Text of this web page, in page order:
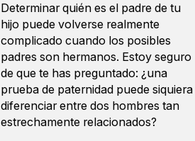
Determinar quién es el padre de tu
hijo puede volverse realmente
complicado cuando los posibles
padres son hermanos. Estoy seguro
de que te has preguntado: ¿una
prueba de paternidad puede siquiera
diferenciar entre dos hombres tan
estrechamente relacionados?